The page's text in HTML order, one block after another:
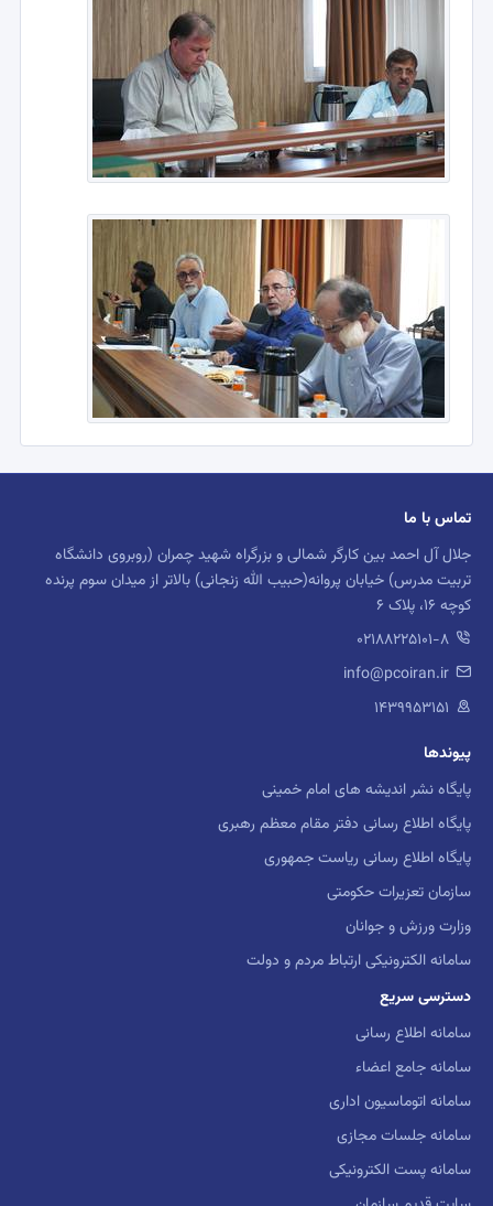
تماس با ما
جلال آل احمد بین کارگر شمالی و بزرگراه شهید چمران (روبروی دانشگاه
تربیت مدرس) خیابان پروانه(حبیب الله زنجانی) بالاتر از میدان سوم پرنده
کوچه 16، پلاک 6
02188225101-8
info@pcoiran.ir
۱۴۳۹۹۵۳۱۵۱
پیوندها
پایگاه نشر اندیشه های امام خمینی
پایگاه اطلاع رسانی دفتر مقام معظم رهبری
پایگاه اطلاع رسانی ریاست جمهوری
سازمان تعزیرات حکومتی
وزارت ورزش و جوانان
سامانه الکترونیکی ارتباط مردم و دولت
دسترسی سریع
سامانه اطلاع رسانی
سامانه جامع اعضاء
سامانه اتوماسیون اداری
سامانه جلسات مجازی
سامانه پست الکترونیکی